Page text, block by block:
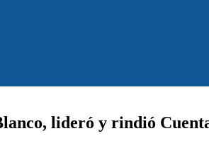
lideró y rindió